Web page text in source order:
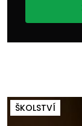
ŠKOLSTVÍ